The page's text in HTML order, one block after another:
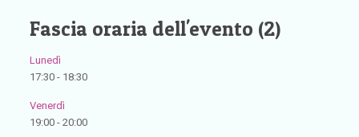
Fascia oraria dell'evento (2)
Lunedì
17:30- 18:30
Venerdì
19:00- 20:00